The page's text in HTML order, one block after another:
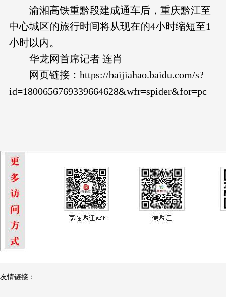
渝湘高铁重黔段建成通车后，重庆黔江至
中心城区的旅行时间将从现在的4小时缩短至1
小时以内。
华龙网首席记者 连肖
网页链接：https://baijiahao.baidu.com/s?
id=1800656769339664628&wfr=spider&for=pc
友情链接：